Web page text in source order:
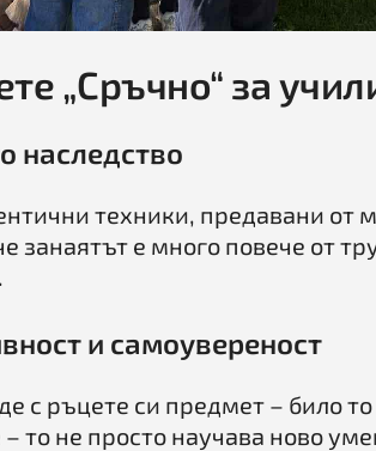
„Сръчно“ за
наследство
техники, предавани от
занаятът е много повече от
и самоувереност
с ръцете си предмет – било
то не просто научава ново